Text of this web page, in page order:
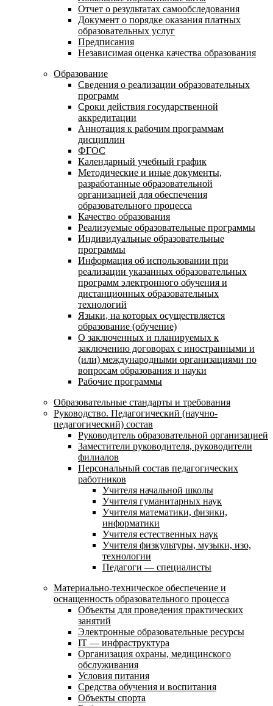
Отчет о результатах самообследования
Документ о порядке оказания платных
образовательных услуг
Предписания
Независимая оценка качества образования
Образование
Сведения о реализации образовательных
программ
Сроки действия государственной
аккредитации
Аннотация к рабочим программам
дисциплин
ФГОС
Календарный учебный график
Методические и иные документы,
разработанные образовательной
организацией для обеспечения
образовательного процесса
Качество образования
Реализуемые образовательные программы
Индивидуальные образовательные
программы
Информация об использовании при
реализации указанных образовательных
программ электронного обучения и
дистанционных образовательных
технологий
Языки, на которых осуществляется
образование (обучение)
О заключенных и планируемых к
заключению договорах с иностранными и
(или) международными организациями по
вопросам образования и науки
Рабочие программы
Образовательные стандарты и требования
Руководство. Педагогический (научно-
педагогический) состав
Руководитель образовательной организацией
Заместители руководителя, руководители
филиалов
Персональный состав педагогических
работников
Учителя начальной школы
Учителя гуманитарных наук
Учителя математики, физики,
информатики
Учителя естественных наук
Учителя физкультуры, музыки, изо,
технологии
Педагоги — специалисты
Материально-техническое обеспечение и
оснащенность образовательного процесса
Объекты для проведения практических
занятий
Электронные образовательные ресурсы
IT — инфраструктура
Организация охраны, медицинского
обслуживания
Условия питания
Средства обучения и воспитания
Объекты спорта